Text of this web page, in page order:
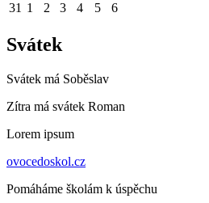
31 1 2 3 4 5 6
Svátek
Svátek má Soběslav
Zítra má svátek Roman
Lorem ipsum
ovocedoskol.cz
Pomáháme školám k úspěchu